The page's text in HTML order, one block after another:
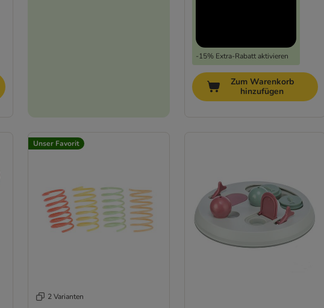
-15% Extra-Rabatt aktivieren
Zum Warenkorb
hinzufügen
Unser Favorit
2 Varianten